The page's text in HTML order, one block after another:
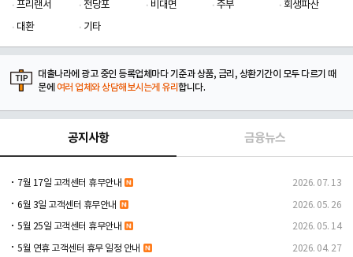
프리랜서
전당포 비대면 주부
회생파산
대환
기타
대출나라에 광고 중인 등록업체마다 기준과 상품, 금리, 상환기간이 모두 다르기 때
문에 여러 업체와 상담해보시는게 유리합니다.
공지사항 금융뉴스
7월 17일 고객센터 휴무안내 2026. 07. 13
6월 3일 고객센터 휴무안내 2026. 05. 26
5월 25일 고객센터 휴무안내 2026. 05. 14
5월 연휴 고객센터 휴무 일정 안내 2026. 04. 27